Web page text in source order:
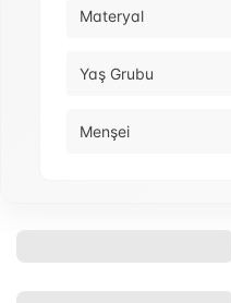
Materyal
Yaş Grubu
Menşei